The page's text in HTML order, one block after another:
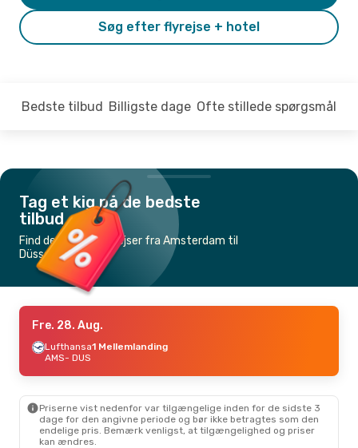
Søg efter flyrejse + hotel
Bedste tilbud Billigste dage Ofte stillede spørgsmål
Tag et kig på de bedste
tilbud
Find de billigste flyrejser fra Amsterdam til
Düsseldorf
Fre. 28. Aug.
Lufthansa1 Mellemlanding
AMS- DUS
Priserne vist nedenfor var tilgængelige inden for de sidste 3
dage for den angivne periode og bør ikke betragtes som den
endelige pris. Bemærk venligst, at tilgængelighed og priser
kan ændres.